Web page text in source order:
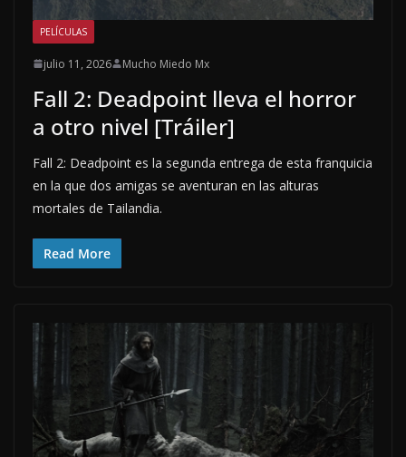
PELÍCULAS
julio 11, 2026 Mucho Miedo Mx
Fall 2: Deadpoint lleva el horror
a otro nivel [Tráiler]
Fall 2: Deadpoint es la segunda entrega de esta franquicia
en la que dos amigas se aventuran en las alturas
mortales de Tailandia.
Read More